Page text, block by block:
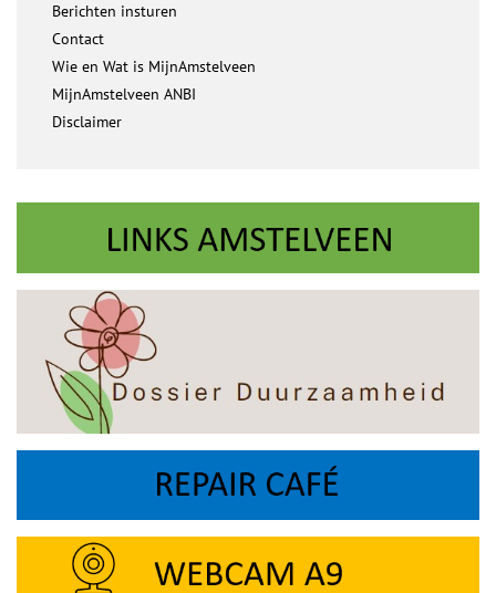
Berichten insturen
Contact
Wie en Wat is MijnAmstelveen
MijnAmstelveen ANBI
Disclaimer